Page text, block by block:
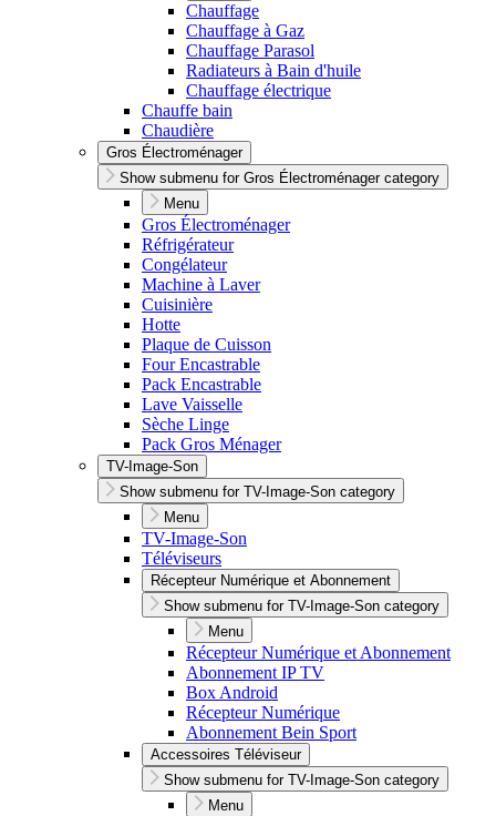
Chauffage
Chauffage à Gaz
Chauffage Parasol
Radiateurs à Bain d'huile
Chauffage électrique
Chauffe bain
Chaudière
Gros Électroménager
Show submenu for Gros Électroménager category
Menu
Gros Électroménager
Réfrigérateur
Congélateur
Machine à Laver
Cuisinière
Hotte
Plaque de Cuisson
Four Encastrable
Pack Encastrable
Lave Vaisselle
Sèche Linge
Pack Gros Ménager
TV-Image-Son
Show submenu for TV-Image-Son category
Menu
TV-Image-Son
Téléviseurs
Récepteur Numérique et Abonnement
Show submenu for TV-Image-Son category
Menu
Récepteur Numérique et Abonnement
Abonnement IP TV
Box Android
Récepteur Numérique
Abonnement Bein Sport
Accessoires Téléviseur
Show submenu for TV-Image-Son category
Menu